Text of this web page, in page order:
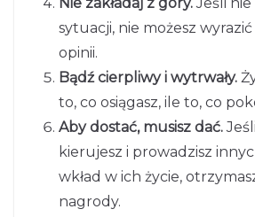
sytuacji, nie możesz
opinii.
Bądź cierpliwy i wytrwały.
to, co osiągasz, ile to, co
Aby dostać, musisz dać.
kierujesz i prowadzisz
wkład w ich życie,
nagrody.